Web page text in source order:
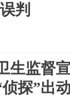
判
生监督
侦探”出